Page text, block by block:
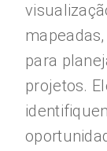
para
projetos.